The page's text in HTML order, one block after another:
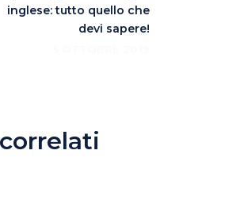
inglese: tutto quello che
devi sapere!